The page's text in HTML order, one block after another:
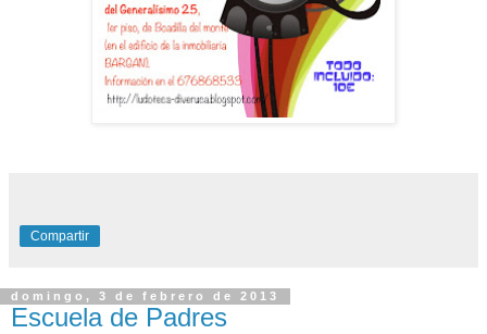
Compartir
domingo, 3 de febrero de 2013
Escuela de Padres